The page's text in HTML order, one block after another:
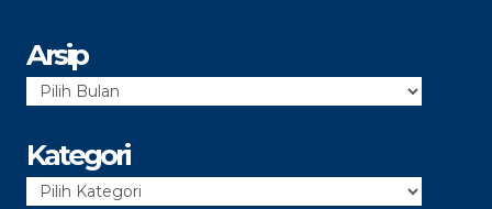
Arsip
Arsip
Kategori
Kategori